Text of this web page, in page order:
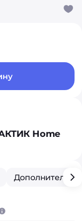
Home